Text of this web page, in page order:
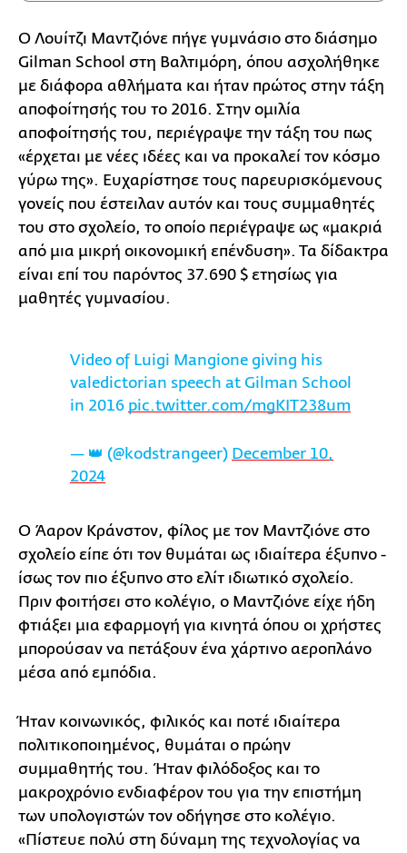
Ο Λουίτζι Μαντζιόνε πήγε γυμνάσιο στο διάσημο
Gilman School στη Βαλτιμόρη, όπου ασχολήθηκε
με διάφορα αθλήματα και ήταν πρώτος στην τάξη
αποφοίτησής του το 2016. Στην ομιλία
αποφοίτησής του, περιέγραψε την τάξη του πως
«έρχεται με νέες ιδέες και να προκαλεί τον κόσμο
γύρω της». Ευχαρίστησε τους παρευρισκόμενους
γονείς που έστειλαν αυτόν και τους συμμαθητές
του στο σχολείο, το οποίο περιέγραψε ως «μακριά
από μια μικρή οικονομική επένδυση». Τα δίδακτρα
είναι επί του παρόντος 37.690 $ ετησίως για
μαθητές γυμνασίου.
Video of Luigi Mangione giving his
valedictorian speech at Gilman School
in 2016 pic.twitter.com/mgKIT238um
— 👑 (@kodstrangeer) December 10,
2024
Ο Άαρον Κράνστον, φίλος με τον Μαντζιόνε στο
σχολείο είπε ότι τον θυμάται ως ιδιαίτερα έξυπνο -
ίσως τον πιο έξυπνο στο ελίτ ιδιωτικό σχολείο.
Πριν φοιτήσει στο κολέγιο, ο Μαντζιόνε είχε ήδη
φτιάξει μια εφαρμογή για κινητά όπου οι χρήστες
μπορούσαν να πετάξουν ένα χάρτινο αεροπλάνο
μέσα από εμπόδια.
Ήταν κοινωνικός, φιλικός και ποτέ ιδιαίτερα
πολιτικοποιημένος, θυμάται ο πρώην
συμμαθητής του. Ήταν φιλόδοξος και το
μακροχρόνιο ενδιαφέρον του για την επιστήμη
των υπολογιστών τον οδήγησε στο κολέγιο.
«Πίστευε πολύ στη δύναμη της τεχνολογίας να